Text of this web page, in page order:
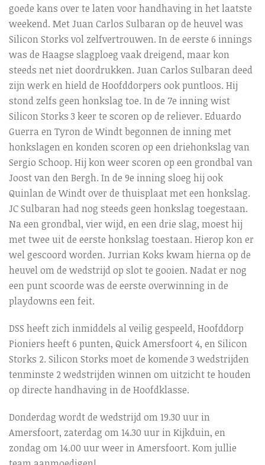
goede kans over te laten voor handhaving in het laatste
weekend. Met Juan Carlos Sulbaran op de heuvel was
Silicon Storks vol zelfvertrouwen. In de eerste 6 innings
was de Haagse slagploeg vaak dreigend, maar kon
steeds net niet doordrukken. Juan Carlos Sulbaran deed
zijn werk en hield de Hoofddorpers ook puntloos. Hij
stond zelfs geen honkslag toe. In de 7e inning wist
Silicon Storks 3 keer te scoren op de reliever. Eduardo
Guerra en Tyron de Windt begonnen de inning met
honkslagen en konden scoren op een driehonkslag van
Sergio Schoop. Hij kon weer scoren op een grondbal van
Joost van den Bergh. In de 9e inning sloeg hij ook
Quinlan de Windt over de thuisplaat met een honkslag.
JC Sulbaran had nog steeds geen honkslag toegestaan.
Na een grondbal, vier wijd, en een drie slag, moest hij
met twee uit de eerste honkslag toestaan. Hierop kon er
wel gescoord worden. Jurrian Koks kwam hierna op de
heuvel om de wedstrijd op slot te gooien. Nadat er nog
een punt scoorde was de eerste overwinning in de
playdowns een feit.
DSS heeft zich inmiddels al veilig gespeeld, Hoofddorp
Pioniers heeft 6 punten, Quick Amersfoort 4, en Silicon
Storks 2. Silicon Storks moet de komende 3 wedstrijden
tenminste 2 wedstrijden winnen om uitzicht te houden
op directe handhaving in de Hoofdklasse.
Donderdag wordt de wedstrijd om 19.30 uur in
Amersfoort, zaterdag om 14.30 uur in Kijkduin, en
zondag om 14.00 uur weer in Amersfoort. Kom jullie